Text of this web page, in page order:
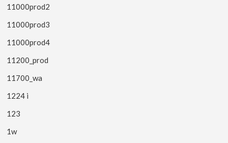
11000prod2
11000prod3
11000prod4
11200_prod
11700_wa
1224 i
123
1w